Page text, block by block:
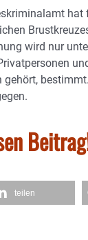
wird nur
gehört,
teilen